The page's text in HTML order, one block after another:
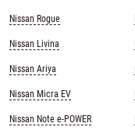
Nissan Rogue
Nissan Livina
Nissan Ariya
Nissan Micra EV
Nissan Note e-POWER